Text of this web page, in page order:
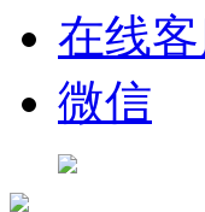
在线
微信